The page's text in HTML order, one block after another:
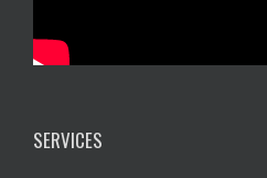
SERVICES